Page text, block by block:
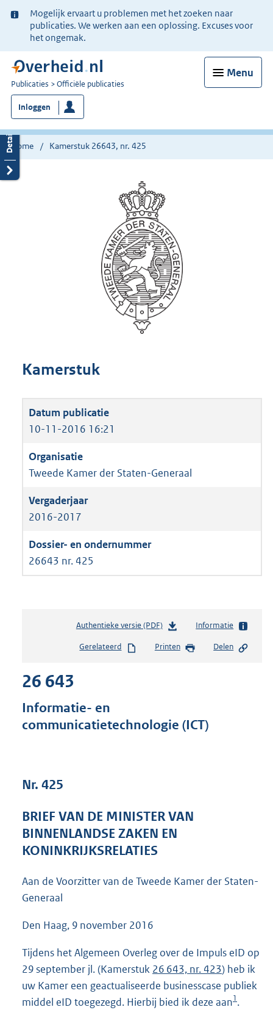
Ter
informatie:
Mogelijk ervaart u problemen met het zoeken naar
publicaties. We werken aan een oplossing. Excuses voor
het ongemak.
Menu
U
bent
nu
hier:
Publicaties Officiële publicaties
Inloggen
Home Kamerstuk 26643, nr. 425
Kamerstuk
10-11-2016 16:21
Tweede Kamer der Staten-Generaal
2016-2017
26643 nr. 425
Authentieke versie (PDF)b
s
g
:
4
Informatie
Gerelateerd Printen Delen
26 643
Informatie- en
communicatietechnologie (ICT)
Nr. 425
BRIEF VAN DE MINISTER VAN
BINNENLANDSE ZAKEN EN
KONINKRIJKSRELATIES
Aan de Voorzitter van de Tweede Kamer der Staten-
Generaal
Den Haag, 9 november 2016
Tijdens het Algemeen Overleg over de Impuls eID op
29 september jl. (Kamerstuk 26 643, nr. 423) heb ik
uw Kamer een geactualiseerde businesscase publiek
middel eID toegezegd. Hierbij bied ik deze aan1.